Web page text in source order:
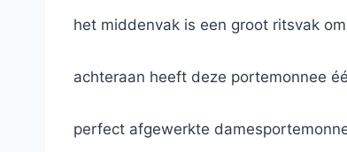
het middenvak is een groot ritsvak
achteraan heeft deze portemonnee
perfect afgewerkte